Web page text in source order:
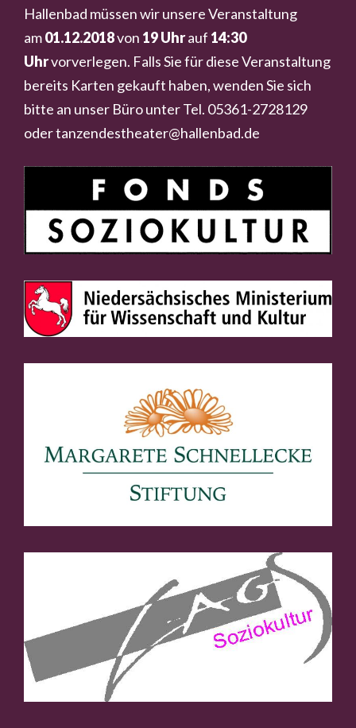
Hallenbad müssen wir unsere Veranstaltung
am01.12.2018von 19 Uhrauf 14:30
Uhrvorverlegen. Falls Sie für diese Veranstaltung
bereits Karten gekauft haben, wenden Sie sich
bitte an unser Büro unter Tel. 05361-2728129
oder tanzendestheater@hallenbad.de